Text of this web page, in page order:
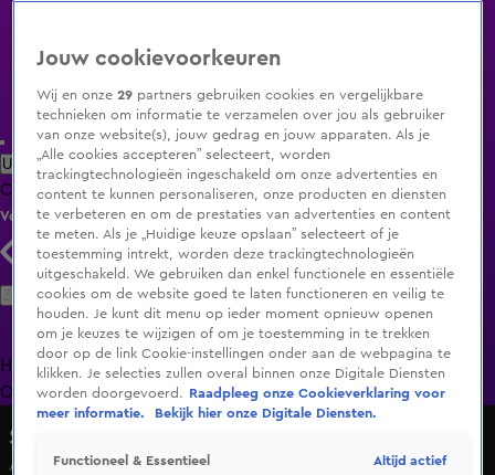
Uitzending Gemist Populaire programma's Zenders Genres
ClipsFilmsRadioSmart TV inlogShop
Volg KIJK
Zoeken
HomeUitzending Gemist Programma's De Bondgenoten
OranjezomerLivestreamsShop
Shownieuws
Angela van den Brink stopt met The Real Housewives of
Jouw cookievoorkeuren
Wij en onze29 partners gebruiken cookies en vergelijkbare
technieken om informatie te verzamelen over jou als gebruiker
van onze website(s), jouw gedrag en jouw apparaten. Als je
„Alle cookies accepteren” selecteert, worden
trackingtechnologieën ingeschakeld om onze advertenties en
content te kunnen personaliseren, onze producten en diensten
te verbeteren en om de prestaties van advertenties en content
te meten. Als je „Huidige keuze opslaan” selecteert of je
toestemming intrekt, worden deze trackingtechnologieën
uitgeschakeld. We gebruiken dan enkel functionele en essentiële
cookies om de website goed te laten functioneren en veilig te
houden. Je kunt dit menu op ieder moment opnieuw openen
om je keuzes te wijzigen of om je toestemming in te trekken
door op de link Cookie-instellingen onder aan de webpagina te
klikken. Je selecties zullen overal binnen onze Digitale Diensten
worden doorgevoerd.
Raadpleeg onze Cookieverklaring voor
meer informatie.
Bekijk hier onze Digitale Diensten.
Functioneel & Essentieel Altijd actief